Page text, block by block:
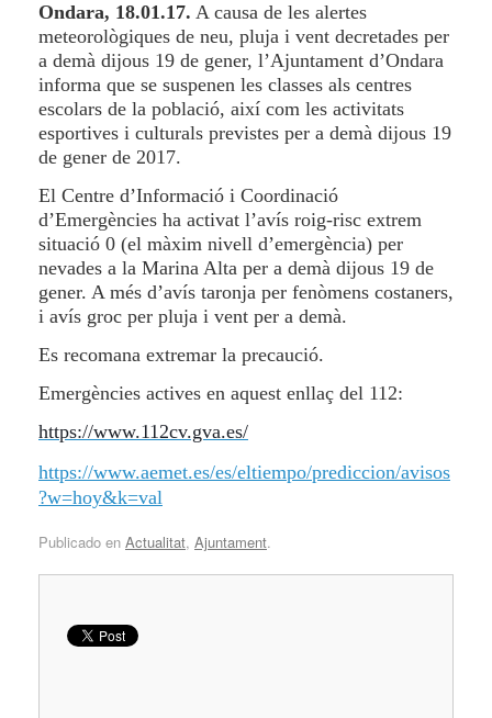
Ondara, 18.01.17. A causa de les alertes
meteorològiques de neu, pluja i vent decretades per
a demà dijous 19 de gener, l’Ajuntament d’Ondara
informa que se suspenen les classes als centres
escolars de la població, així com les activitats
esportives i culturals previstes per a demà dijous 19
de gener de 2017.
El Centre d’Informació i Coordinació
d’Emergències ha activat l’avís roig-risc extrem
situació 0 (el màxim nivell d’emergència) per
nevades a la Marina Alta per a demà dijous 19 de
gener. A més d’avís taronja per fenòmens costaners,
i avís groc per pluja i vent per a demà.
Es recomana extremar la precaució.
Emergències actives en aquest enllaç del 112:
https://www.112cv.gva.es/
https://www.aemet.es/es/eltiempo/prediccion/avisos
?w=hoy&k=val
Publicado en Actualitat, Ajuntament.